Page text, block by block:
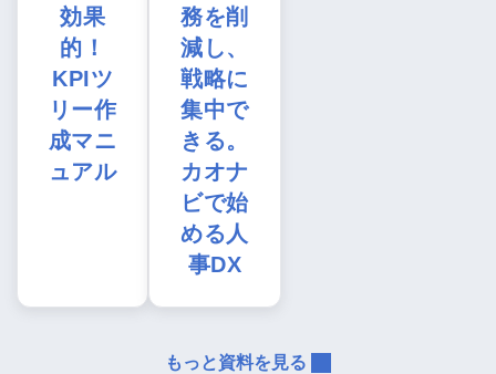
効果
的！
KPIツ
リー作
成マニ
ュアル
務を削
減し、
戦略に
集中で
きる。
カオナ
ビで始
める人
事DX
もっと資料を見る